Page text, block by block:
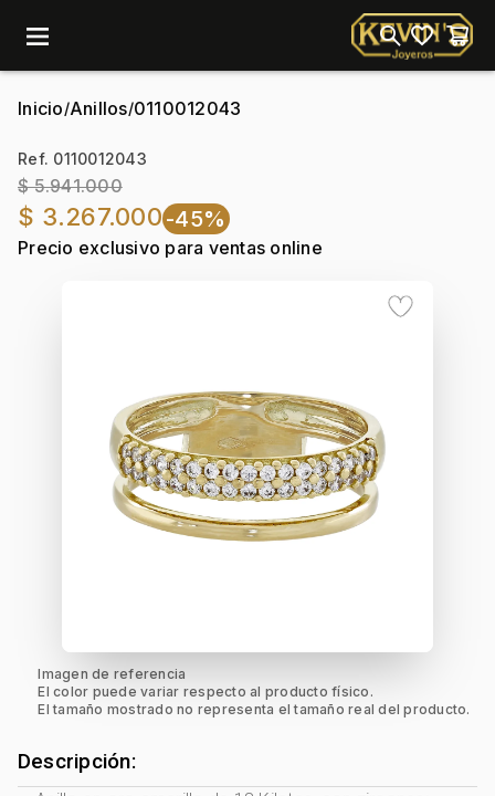
menu
Inicio/Anillos/0110012043
Ref. 0110012043
$ 5.941.000
$ 3.267.000 -45%
Precio exclusivo para ventas online
Imagen de referencia
El color puede variar respecto al producto físico.
El tamaño mostrado no representa el tamaño real del producto.
Descripción: